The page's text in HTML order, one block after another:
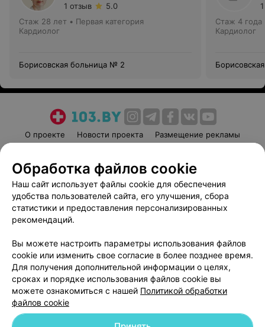
1 отзыв
5.0
Стаж 28 лет • Первая категория
Кардиолог
Борисовская больница № 2
Стаж 4 года
Кардиолог
О проекте Новости проекта
Размещение рекламы
Пользовательское соглашение
Способы оплаты
Вакансии
Партнеры
Написать руководителю 103.by
Обработка персональных данных
Обработка файлов cookie
Наш сайт использует файлы cookie для обеспечения
удобства пользователей сайта, его улучшения, сбора
статистики и предоставления персонализированных
рекомендаций.
Вы можете настроить параметры использования файлов
cookie или изменить свое согласие в более позднее время.
Для получения дополнительной информации о целях,
сроках и порядке использования файлов cookie вы
можете ознакомиться с нашей Политикой обработки
файлов cookie